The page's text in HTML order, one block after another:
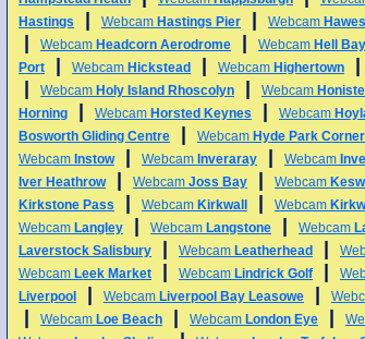
Hastings
Webcam Hastings Pier Webcam Hawes
Webcam Headcorn Aerodrome Webcam Hell
Port
Webcam Hickstead Webcam Highertown
Webcam Holy Island Rhoscolyn Webcam
Horning
Webcam Horsted Keynes Webcam
Bosworth Gliding Centre
Webcam Hyde Park Corner
Webcam Instow Webcam Inveraray Webcam
Iver Heathrow
Webcam Joss Bay Webcam
Kirkstone Pass
Webcam Kirkwall Webcam
Webcam Langley Webcam Langstone Webcam
Laverstock Salisbury
Webcam Leatherhead
Webcam Leek Market Webcam Lindrick Golf
Liverpool
Webcam Liverpool Bay Leasowe
Webcam Loe Beach Webcam London Eye